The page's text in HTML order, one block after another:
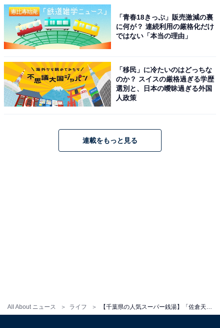
All About ニュース ライフ
「青春18きっぷ」販売激減の裏
に何が？ 連続利用の厳格化だけ
ではない「本当の理由」
「移民」に冷たいのはどっちな
のか？ スイスの厳格過ぎる学歴
選別と、日本の曖昧過ぎる外国
人政策
連載をもっと見る